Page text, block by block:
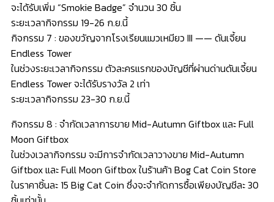
จะได้รับเพิ่ม “Smokie Badge” จำนวน 30 ชิ้น
ระยะเวลากิจกรรม 19-26 ก.ย.นี้
กิจกรรม 7 : ของขวัญจากโรงเรียนแมวเหมียว III —— ดันเจี้ยน
Endless Tower
ในช่วงระยะเวลากิจกรรม ตัวละครแรกของบัญชีที่ผ่านด่านดันเจี้ยน
Endless Tower จะได้รับรางวัล 2 เท่า
ระยะเวลากิจกรรม 23-30 ก.ย.นี้
กิจกรรม 8 : จำกัดเวลาการขาย Mid-Autumn Giftbox และ Full
Moon Giftbox
ในช่วงเวลากิจกรรม จะมีการจำกัดเวลาวางขาย Mid-Autumn
Giftbox และ Full Moon Giftbox ในร้านค้า Bog Cat Coin Store
ในราคาชิ้นละ 15 Big Cat Coin ซึ่งจะจำกัดการซื้อเพียงบัญชีละ 30